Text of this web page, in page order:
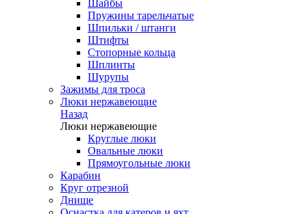
Шайбы
Пружины тарельчатые
Шпильки / штанги
Штифты
Стопорные кольца
Шплинты
Шурупы
Зажимы для троса
Люки нержавеющие
Назад
Люки нержавеющие
Круглые люки
Овальные люки
Прямоугольные люки
Карабин
Круг отрезной
Днище